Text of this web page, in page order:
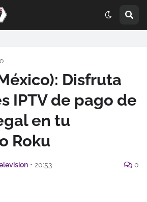
Disfruta
IPTV de pago de
en tu
Roku
• 20:53 0